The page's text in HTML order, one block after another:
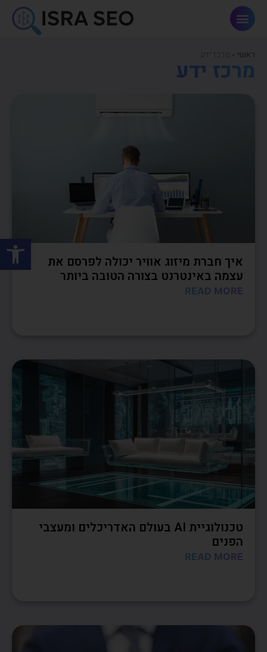
פתח
ראשי
מרכז ידע
איך חברת מיזוג אוויר יכולה לפרסם את
עצמה באינטרנט בצורה הטובה ביותר
READ MORE
טכנולוגיית AI בעולם האדריכלים ומעצבי
הפנים
READ MORE